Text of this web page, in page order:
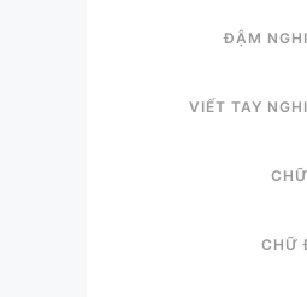
Đậm
Viết tay
Chữ